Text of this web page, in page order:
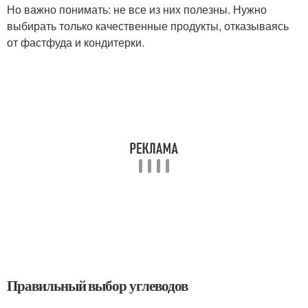
Но важно понимать: не все из них полезны. Нужно
выбирать только качественные продукты, отказываясь
от фастфуда и кондитерки.
Правильный выбор углеводов